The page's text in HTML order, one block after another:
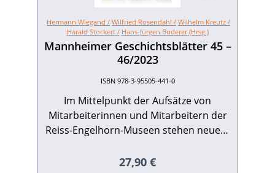
Hermann Wiegand / Wilfried Rosendahl / Wilhelm Kreutz /
Harald Stockert / Hans-Jürgen Buderer (Hrsg.)
Mannheimer Geschichtsblätter 45 –
46/2023
ISBN 978-3-95505-441-0
Im Mittelpunkt der Aufsätze von
Mitarbeiterinnen und Mitarbeitern der
Reiss-Engelhorn-Museen stehen neuere
Demgegenüber erhellen die Beiträge
Regulärer Preis:
27,90 €